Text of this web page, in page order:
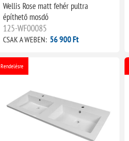
Wellis Rose matt fehér pultra
építhető mosdó
125-WF00085
CSAK A WEBEN: 56 900 Ft
Rendelésre